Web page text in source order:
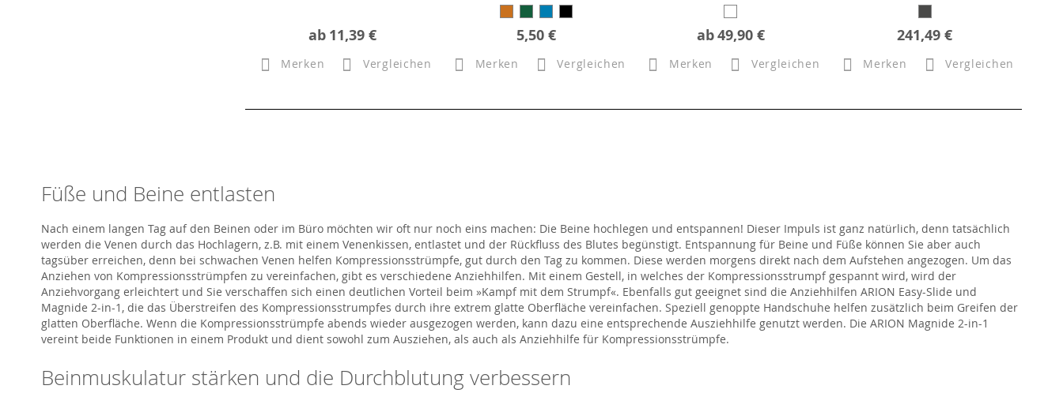
ab 11,39 €
Merken Vergleichen
5,50 €
Merken Vergleichen
ab49,90 €
Merken Vergleichen
241,49 €
Merken Vergleichen
Füße und Beine entlasten
Nach einem langen Tag auf den Beinen oder im Büro möchten wir oft nur noch eins machen: Die Beine hochlegen und entspannen! Dieser Impuls ist ganz natürlich, denn tatsächlich
werden die Venen durch das Hochlagern, z.B. mit einem Venenkissen, entlastet und der Rückfluss des Blutes begünstigt. Entspannung für Beine und Füße können Sie aber auch
tagsüber erreichen, denn bei schwachen Venen helfen Kompressionsstrümpfe, gut durch den Tag zu kommen. Diese werden morgens direkt nach dem Aufstehen angezogen. Um das
Anziehen von Kompressionsstrümpfen zu vereinfachen, gibt es verschiedene Anziehhilfen. Mit einem Gestell, in welches der Kompressionsstrumpf gespannt wird, wird der
Anziehvorgang erleichtert und Sie verschaffen sich einen deutlichen Vorteil beim »Kampf mit dem Strumpf«. Ebenfalls gut geeignet sind die Anziehhilfen ARION Easy-Slide und
Magnide 2-in-1, die das Überstreifen des Kompressionsstrumpfes durch ihre extrem glatte Oberfläche vereinfachen. Speziell genoppte Handschuhe helfen zusätzlich beim Greifen der
glatten Oberfläche. Wenn die Kompressionsstrümpfe abends wieder ausgezogen werden, kann dazu eine entsprechende Ausziehhilfe genutzt werden. Die ARION Magnide 2-in-1
vereint beide Funktionen in einem Produkt und dient sowohl zum Ausziehen, als auch als Anziehhilfe für Kompressionsstrümpfe.
Beinmuskulatur stärken und die Durchblutung verbessern